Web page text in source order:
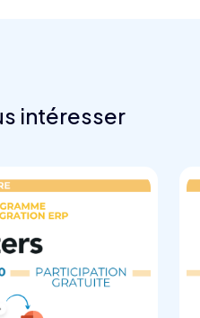
intéresser